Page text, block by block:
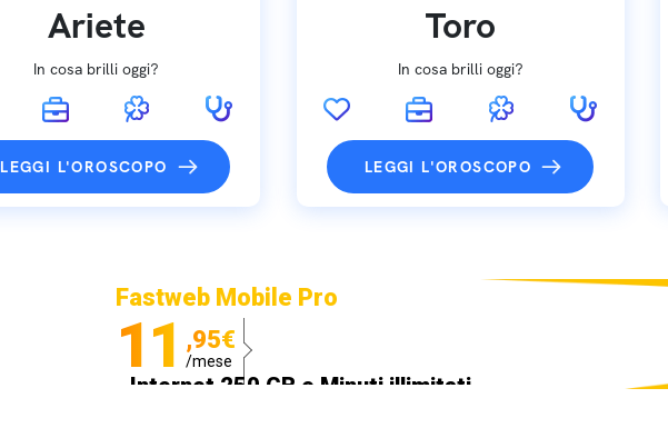
Ariete
In cosa brilli oggi?
LEGGI L'OROSCOPO
Toro
In cosa brilli oggi?
LEGGI L'OROSCOPO
Fastweb Mobile Pro
11 ,95€
/mese
Internet 250 GB e Minuti illimitati